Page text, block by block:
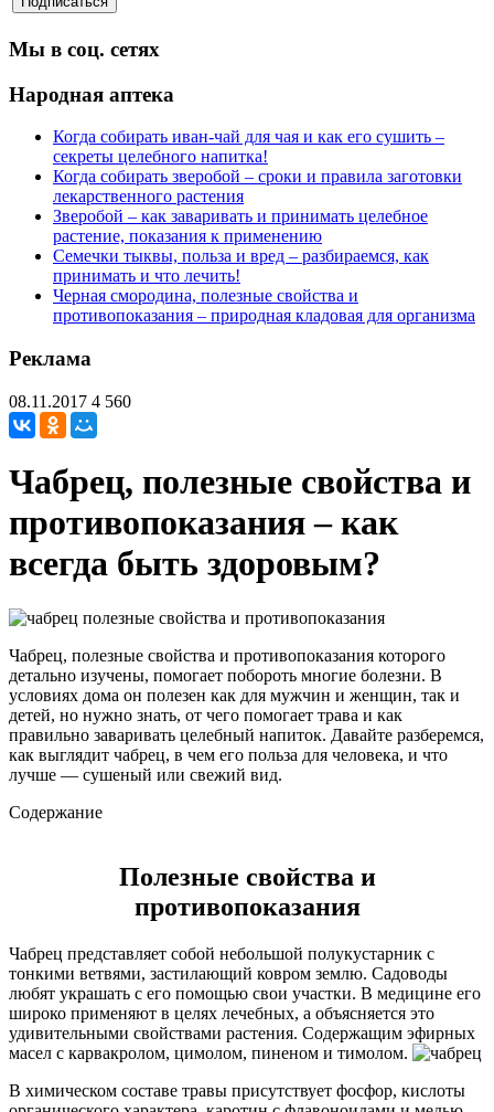
Мы в соц. сетях
Народная аптека
Когда собирать иван-чай для чая и как его сушить –
секреты целебного напитка!
Когда собирать зверобой – сроки и правила заготовки
лекарственного растения
Зверобой – как заваривать и принимать целебное
растение, показания к применению
Семечки тыквы, польза и вред – разбираемся, как
принимать и что лечить!
Черная смородина, полезные свойства и
противопоказания – природная кладовая для организма
Реклама
08.11.2017 4 560
Чабрец, полезные свойства и
противопоказания – как
всегда быть здоровым?
Чабрец, полезные свойства и противопоказания которого
детально изучены, помогает побороть многие болезни. В
условиях дома он полезен как для мужчин и женщин, так и
детей, но нужно знать, от чего помогает трава и как
правильно заваривать целебный напиток. Давайте разберемся,
как выглядит чабрец, в чем его польза для человека, и что
лучше — сушеный или свежий вид.
Содержание
Полезные свойства и
противопоказания
Чабрец представляет собой небольшой полукустарник с
тонкими ветвями, застилающий ковром землю. Садоводы
любят украшать с его помощью свои участки. В медицине его
широко применяют в целях лечебных, а объясняется это
удивительными свойствами растения. Содержащим эфирных
масел с карвакролом, цимолом, пиненом и тимолом.
В химическом составе травы присутствует фосфор, кислоты